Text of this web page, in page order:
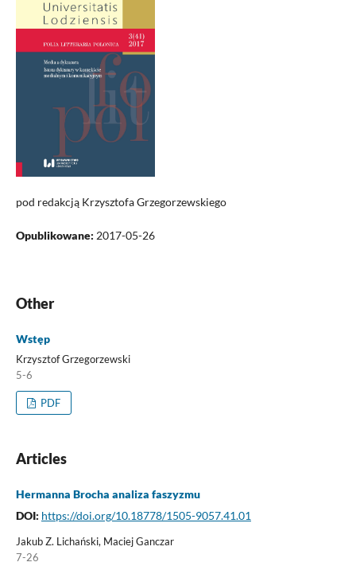
pod redakcją Krzysztofa Grzegorzewskiego
Opublikowane: 2017-05-26
Other
Wstęp
Krzysztof Grzegorzewski
5-6
PDF
Articles
Hermanna Brocha analiza faszyzmu
DOI: https://doi.org/10.18778/1505-9057.41.01
Jakub Z. Lichański, Maciej Ganczar
7-26